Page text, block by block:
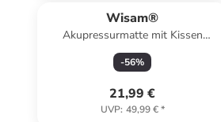
Wisam®
Akupressurmatte mit Kissen
Akupressur Set Massagematte 60 x
40 Grau
-56%
21,99 €
UVP: 49,99 €*